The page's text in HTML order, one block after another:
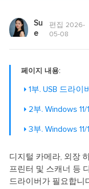
Su
e
편집 2026-
05-08
페이지 내용:
1부. USB 드라이
2부. Windows
3부. Windows
디지털 카메라, 외장
프린터 및 스캐너 등
드라이버가 필요합니